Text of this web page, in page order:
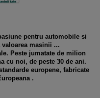
pentru automobile si
masinii ...
Peste jumatate de milion
cu noi, de peste 30 de ani.
europene, fabricate
.